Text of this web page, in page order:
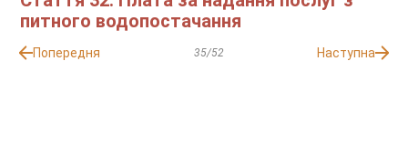
питного водопостачання
Попередня 35/52 Наступна